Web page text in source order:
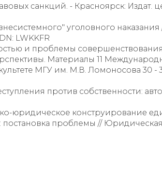
санкций. - Красноярск: Издат.
уголовного
LWKKFR
и проблемы
Материалы 11
МГУ им. М.В. Ломоносова 30 -
против собственности:
юридическое конструирование
проблемы //